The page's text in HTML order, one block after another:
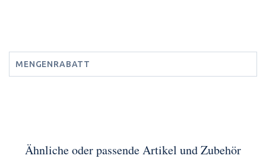
MENGENRABATT
Ähnliche oder passende Artikel und Zubehör